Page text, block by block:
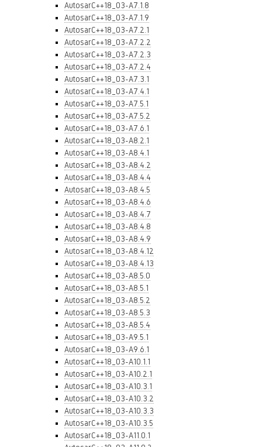
AutosarC++18_03-A7.1.8
AutosarC++18_03-A7.1.9
AutosarC++18_03-A7.2.1
AutosarC++18_03-A7.2.2
AutosarC++18_03-A7.2.3
AutosarC++18_03-A7.2.4
AutosarC++18_03-A7.3.1
AutosarC++18_03-A7.4.1
AutosarC++18_03-A7.5.1
AutosarC++18_03-A7.5.2
AutosarC++18_03-A7.6.1
AutosarC++18_03-A8.2.1
AutosarC++18_03-A8.4.1
AutosarC++18_03-A8.4.2
AutosarC++18_03-A8.4.4
AutosarC++18_03-A8.4.5
AutosarC++18_03-A8.4.6
AutosarC++18_03-A8.4.7
AutosarC++18_03-A8.4.8
AutosarC++18_03-A8.4.9
AutosarC++18_03-A8.4.12
AutosarC++18_03-A8.4.13
AutosarC++18_03-A8.5.0
AutosarC++18_03-A8.5.1
AutosarC++18_03-A8.5.2
AutosarC++18_03-A8.5.3
AutosarC++18_03-A8.5.4
AutosarC++18_03-A9.5.1
AutosarC++18_03-A9.6.1
AutosarC++18_03-A10.1.1
AutosarC++18_03-A10.2.1
AutosarC++18_03-A10.3.1
AutosarC++18_03-A10.3.2
AutosarC++18_03-A10.3.3
AutosarC++18_03-A10.3.5
AutosarC++18_03-A11.0.1